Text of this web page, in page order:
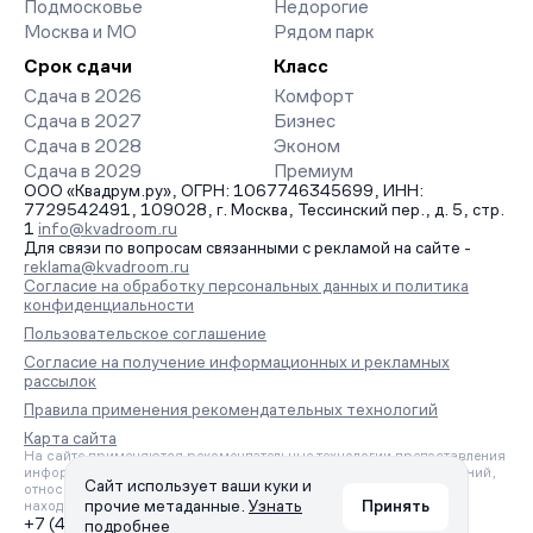
Подмосковье
Москва и МО
Недорогие
Рядом парк
Срок сдачи
Сдача в 2026
Сдача в 2027
Сдача в 2028
Сдача в 2029
Класс
Комфорт
Бизнес
Эконом
Премиум
ООО «Квадрум.ру», ОГРН: 1067746345699, ИНН:
7729542491, 109028, г. Москва, Тессинский пер., д. 5, стр.
1 info@kvadroom.ru
Для связи по вопросам связанными с рекламой на сайте -
reklama@kvadroom.ru
Согласие на обработку персональных данных и политика
конфиденциальности
Пользовательское соглашение
Согласие на получение информационных и рекламных
рассылок
Правила применения рекомендательных технологий
Карта сайта
На сайте применяются рекомендательные технологии предоставления
информации на основе сбора, систематизации и анализа сведений,
относящихся к предпочтениям пользователей сети «Интернет»,
находящихся на территории Российской Федерации.
+7 (495) 157-88-80
Сайт использует ваши куки и
прочие метаданные. Узнать
подробнее
Принять